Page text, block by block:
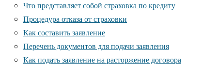
Что представляет собой страховка по кредиту
Процедура отказа от страховки
Как составить заявление
Перечень документов для подачи заявления
Как подать заявление на расторжение договора